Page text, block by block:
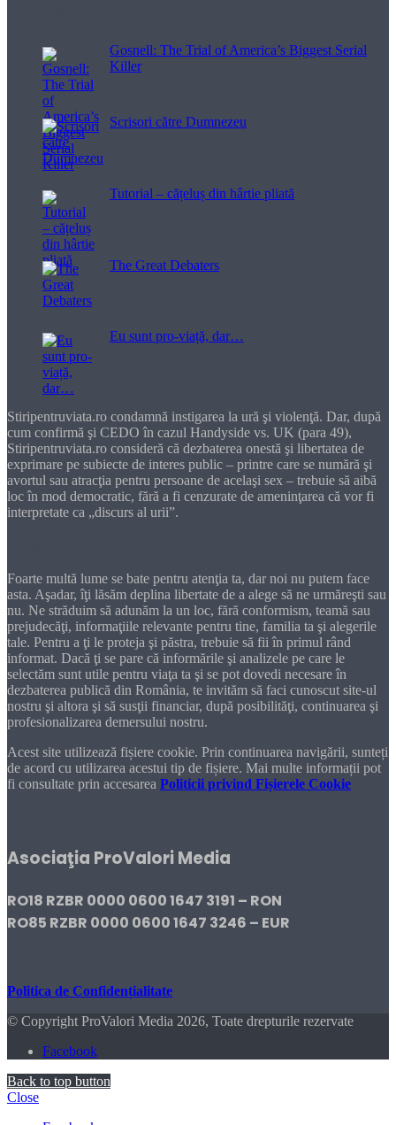
Gosnell: The Trial of America’s Biggest Serial
Killer
Scrisori către Dumnezeu
Tutorial – cățeluș din hârtie pliată
The Great Debaters
Eu sunt pro-viață, dar…
Stiripentruviata.ro condamnă instigarea la ură şi violenţă. Dar, după
cum confirmă şi CEDO în cazul Handyside vs. UK (para 49),
Stiripentruviata.ro consideră că dezbaterea onestă şi libertatea de
exprimare pe subiecte de interes public – printre care se numără şi
avortul sau atracţia pentru persoane de acelaşi sex – trebuie să aibă
loc în mod democratic, fără a fi cenzurate de ameninţarea că vor fi
interpretate ca „discurs al urii”.
Foarte multă lume se bate pentru atenţia ta, dar noi nu putem face
asta. Aşadar, îţi lăsăm deplina libertate de a alege să ne urmăreşti sau
nu. Ne străduim să adunăm la un loc, fără conformism, teamă sau
prejudecăţi, informaţiile relevante pentru tine, familia ta şi alegerile
tale. Pentru a ţi le proteja şi păstra, trebuie să fii în primul rând
informat. Dacă ţi se pare că informările şi analizele pe care le
selectăm sunt utile pentru viaţa ta şi se pot dovedi necesare în
dezbaterea publică din România, te invităm să faci cunoscut site-ul
nostru şi altora şi să susţii financiar, după posibilităţi, continuarea şi
profesionalizarea demersului nostru.
Acest site utilizează fișiere cookie. Prin continuarea navigării, sunteți
de acord cu utilizarea acestui tip de fișiere. Mai multe informații pot
fi consultate prin accesarea Politicii privind Fișierele Cookie
Asociaţia ProValori Media
RO18 RZBR 0000 0600 1647 3191 – RON
RO85 RZBR 0000 0600 1647 3246 – EUR
Politica de Confidențialitate
© Copyright ProValori Media 2026, Toate drepturile rezervate
Facebook
Back to top button
Close